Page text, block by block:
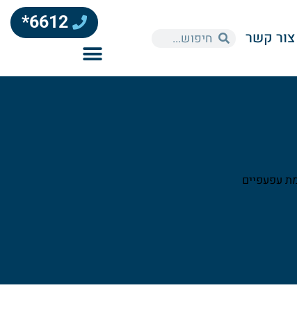
צור קשר
6612*